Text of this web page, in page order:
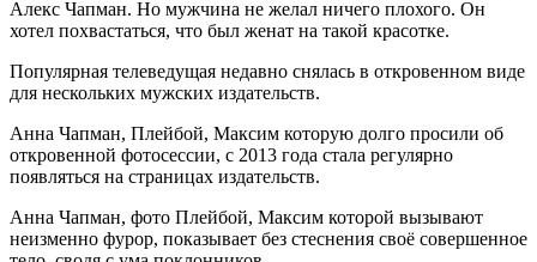
Алекс Чапман. Но мужчина не желал ничего плохого. Он
хотел похвастаться, что был женат на такой красотке.
Популярная телеведущая недавно снялась в откровенном виде
для нескольких мужских издательств.
Анна Чапман, Плейбой, Максим которую долго просили об
откровенной фотосессии, с 2013 года стала регулярно
появляться на страницах издательств.
Анна Чапман, фото Плейбой, Максим которой вызывают
неизменно фурор, показывает без стеснения своё совершенное